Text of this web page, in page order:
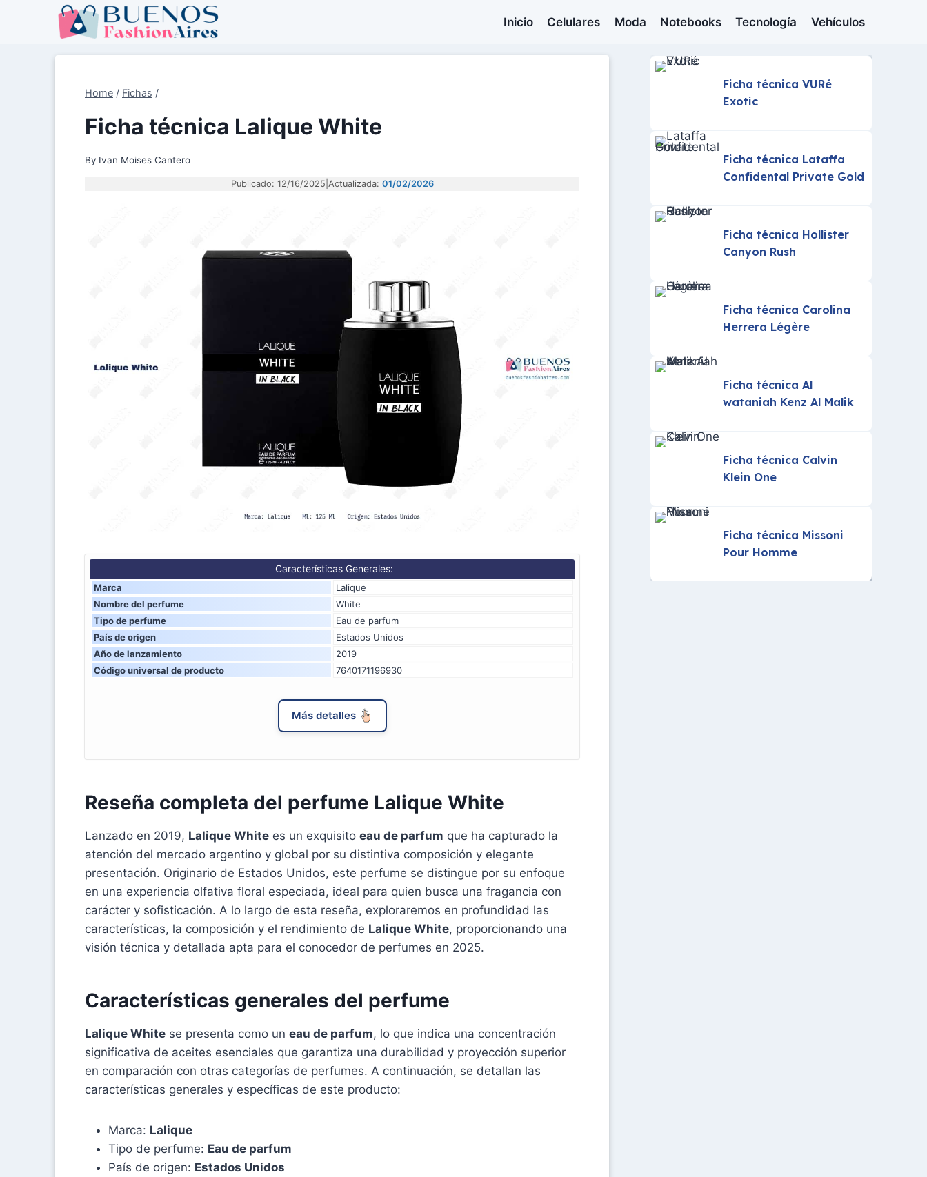
Inicio Celulares Moda Notebooks Tecnología Vehículos
Home / Fichas /
Ficha técnica Lalique White
By Ivan Moises Cantero
Publicado: 12/16/2025 Actualizada: 01/02/2026
Características Generales:
Marca
Lalique
Nombre del perfume
White
Tipo de perfume
Eau de parfum
País de origen
Estados Unidos
Año de lanzamiento
2019
Código universal de producto
7640171196930
Más detalles
Reseña completa del perfume Lalique White
Lanzado en 2019, Lalique White es un exquisito eau de parfum que ha capturado la
atención del mercado argentino y global por su distintiva composición y elegante
presentación. Originario de Estados Unidos, este perfume se distingue por su enfoque
en una experiencia olfativa floral especiada, ideal para quien busca una fragancia con
carácter y sofisticación. A lo largo de esta reseña, exploraremos en profundidad las
características, la composición y el rendimiento de Lalique White, proporcionando una
visión técnica y detallada apta para el conocedor de perfumes en 2025.
Características generales del perfume
Lalique White se presenta como un eau de parfum, lo que indica una concentración
significativa de aceites esenciales que garantiza una durabilidad y proyección superior
en comparación con otras categorías de perfumes. A continuación, se detallan las
características generales y específicas de este producto:
Marca: Lalique
Tipo de perfume: Eau de parfum
País de origen: Estados Unidos
Ficha técnica VURé
Exotic
Ficha técnica Lataffa
Confidental Private Gold
Ficha técnica Hollister
Canyon Rush
Ficha técnica Carolina
Herrera Légère
Ficha técnica Al
wataniah Kenz Al Malik
Ficha técnica Calvin
Klein One
Ficha técnica Missoni
Pour Homme